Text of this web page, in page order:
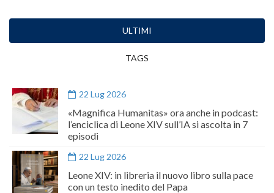
ULTIMI
TAGS
22 Lug 2026
«Magnifica Humanitas» ora anche in podcast:
l’enciclica di Leone XIV sull’IA si ascolta in 7
episodi
22 Lug 2026
Leone XIV: in libreria il nuovo libro sulla pace
con un testo inedito del Papa